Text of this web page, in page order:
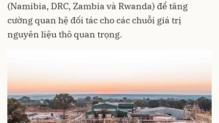
(Namibia, DRC, Zambia và Rwanda) để tăng
cường quan hệ đối tác cho các chuỗi giá trị
nguyên liệu thô quan trọng.